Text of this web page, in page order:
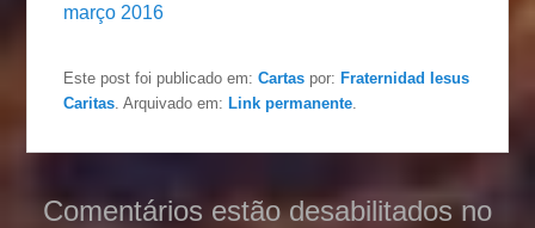
março 2016
Este post foi publicado em:Cartas por: Fraternidad Iesus
Caritas . Arquivado em: Link permanente
Comentários estão desabilitados no